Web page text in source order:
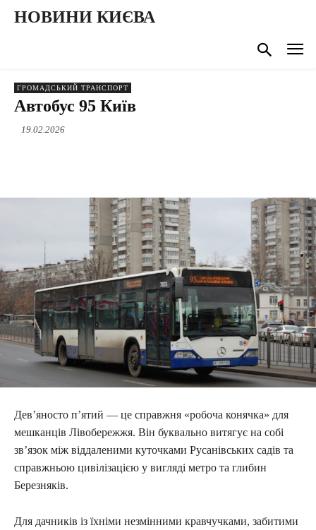
НОВИНИ КИЄВА
ГРОМАДСЬКИЙ ТРАНСПОРТ
Автобус 95 Київ
19.02.2026
Дев’яносто п’ятий — це справжня «робоча конячка» для
мешканців Лівобережжя. Він буквально витягує на собі
зв’язок між віддаленими куточками Русанівських садів та
справжньою цивілізацією у вигляді метро та глибин
Березняків.
Для дачників із їхніми незмінними кравчучками, забитими